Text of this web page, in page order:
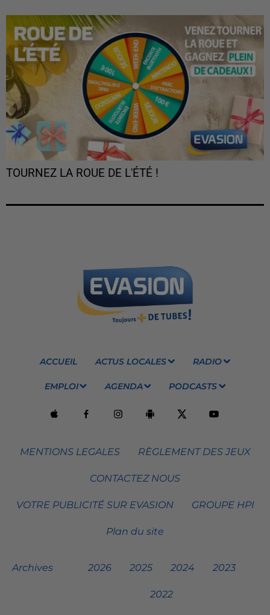
TOURNEZ LA ROUE DE L'ÉTÉ !
ACCUEIL ACTUS LOCALES RADIO
EMPLOI AGENDA PODCASTS
MENTIONS LEGALES RÈGLEMENT DES JEUX
CONTACTEZ NOUS
VOTRE PUBLICITÉ SUR EVASION GROUPE HPI
Plan du site
Archives 2026 2025 2024 2023
2022